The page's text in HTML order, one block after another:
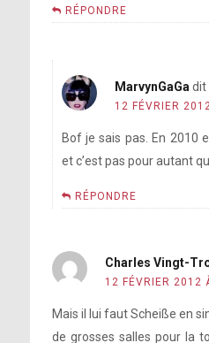
RÉPONDRE
MarvynGaGa dit
12 FÉVRIER
Bof je sais pas. En 2010
et c’est pas pour autant
RÉPONDRE
Charles Vingt-
12 FÉVRIER 2012
Mais il lui faut Scheiße en
de grosses salles pour la